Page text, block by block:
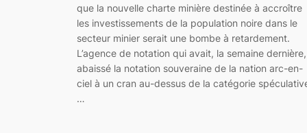
que la nouvelle charte minière destinée à accroître
les investissements de la population noire dans le
secteur minier serait une bombe à retardement.
L’agence de notation qui avait, la semaine dernière,
abaissé la notation souveraine de la nation arc-en-
ciel à un cran au-dessus de la catégorie
…